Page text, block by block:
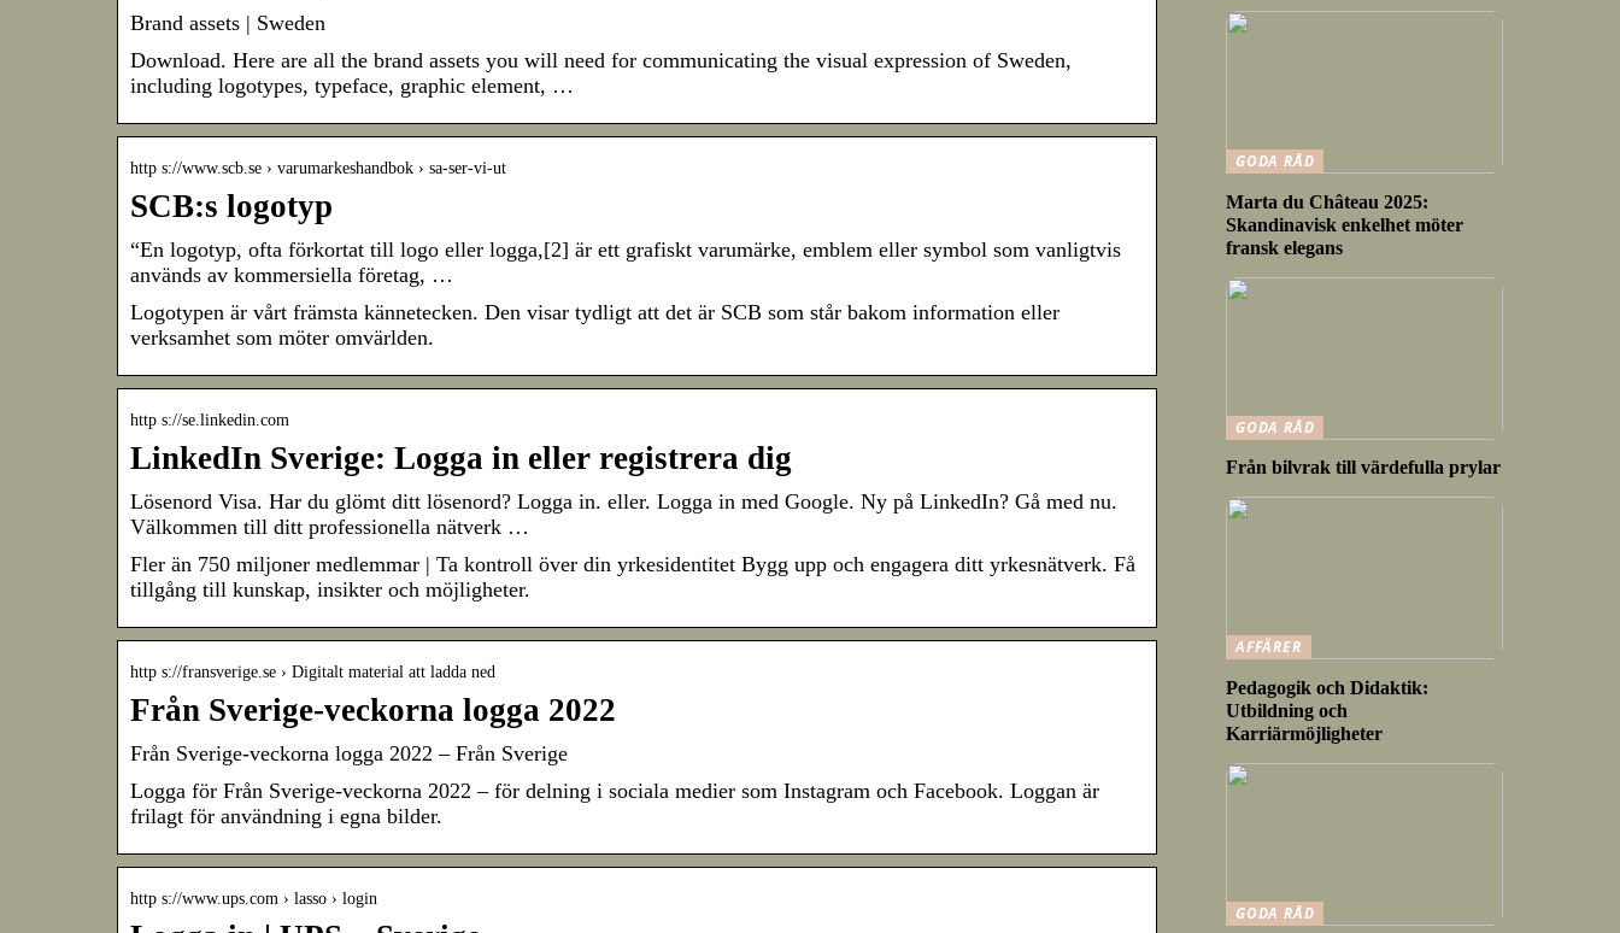
Brand assets | Sweden
Download. Here are all the brand assets you will need for communicating the visual expression of Sweden,
including logotypes, typeface, graphic element, …
http s://www.scb.se › varumarkeshandbok › sa-ser-vi-ut
SCB:s logotyp
“En logotyp, ofta förkortat till logo eller logga,[2] är ett grafiskt varumärke, emblem eller symbol som vanligtvis
används av kommersiella företag, …
Logotypen är vårt främsta kännetecken. Den visar tydligt att det är SCB som står bakom information eller
verksamhet som möter omvärlden.
http s://se.linkedin.com
LinkedIn Sverige: Logga in eller registrera dig
Lösenord Visa. Har du glömt ditt lösenord? Logga in. eller. Logga in med Google. Ny på LinkedIn? Gå med nu.
Välkommen till ditt professionella nätverk …
Fler än 750 miljoner medlemmar | Ta kontroll över din yrkesidentitet Bygg upp och engagera ditt yrkesnätverk. Få
tillgång till kunskap, insikter och möjligheter.
http s://fransverige.se › Digitalt material att ladda ned
Från Sverige-veckorna logga 2022
Från Sverige-veckorna logga 2022 – Från Sverige
Logga för Från Sverige-veckorna 2022 – för delning i sociala medier som Instagram och Facebook. Loggan är
frilagt för användning i egna bilder.
http s://www.ups.com › lasso › login
GODA RÅD
Marta du Château 2025:
Skandinavisk enkelhet möter
fransk elegans
GODA RÅD
Från bilvrak till värdefulla prylar
AFFÄRER
Pedagogik och Didaktik:
Utbildning och
Karriärmöjligheter
GODA RÅD